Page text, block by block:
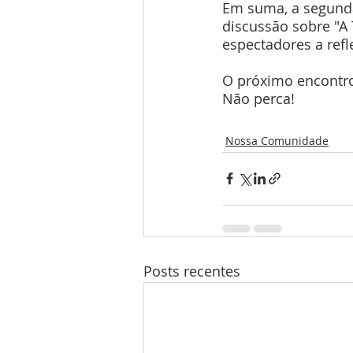
Em suma, a
discussão sobre
espectadores a
O próximo
Não perca!
Nossa Comunidade
Posts recentes